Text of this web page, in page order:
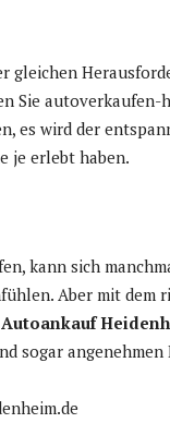
gleichen
Sie autoverkaufen-
es wird der
je erlebt haben.
kann sich
Aber mit dem
Autoankauf
sogar angenehmen